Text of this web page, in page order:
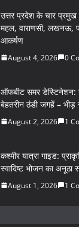
ar
e
उत्तर प्रदेश के चार
महल, वाराणसी, लखनऊ,
आकर्षण
August 4, 2026 0
ऑफबीट समर डेस्टिनेशन:
बेहतरीन ठंडी जगहें – भीड़
August 2, 2026 1
कश्मीर यात्रा गाइड:
स्वादिष्ट भोजन का अनूठा
August 1, 2026 1